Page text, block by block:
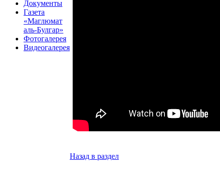
Документы
Газета
«Маглюмат
аль-Булгар»
Фотогалерея
Видеогалерея
Назад в раздел